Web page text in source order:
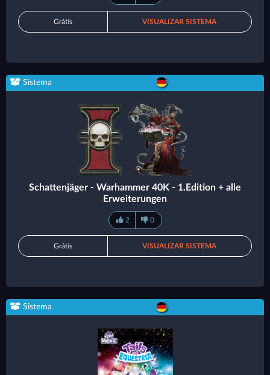
Grátis VISUALIZAR SISTEMA
Sistema
Schattenjäger - Warhammer 40K - 1.Edition + alle
Erweiterungen
2 0
Grátis VISUALIZAR SISTEMA
Sistema